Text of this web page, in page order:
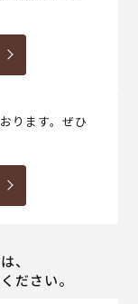
ります。ぜひ
、
ださい。